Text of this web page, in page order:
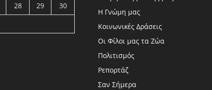
28 29
30
Η Γνώμη μας
Κοινωνικές Δράσεις
Οι Φίλοι μας τα Ζώα
Πολιτισμός
Ρεπορτάζ
Σαν Σήμερα